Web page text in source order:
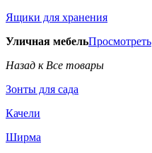
Ящики для хранения
Уличная мебельПросмотреть
Назад к Все товары
Зонты для сада
Качели
Ширма